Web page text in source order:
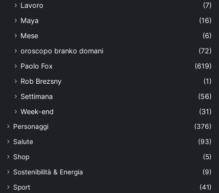
Lavoro
(7)
Maya
(16)
Mese
(6)
oroscopo branko domani
(72)
Paolo Fox
(619)
Rob Brezsny
(1)
Settimana
(56)
Week-end
(31)
Personaggi
(376)
Salute
(93)
Shop
(5)
Sostenibilità & Energia
(9)
Sport
(41)